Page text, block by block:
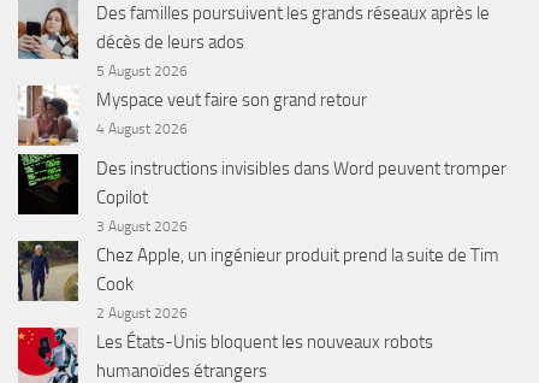
Des familles poursuivent les grands réseaux après le
décès de leurs ados
5 August 2026
Myspace veut faire son grand retour
4 August 2026
Des instructions invisibles dans Word peuvent tromper
Copilot
3 August 2026
Chez Apple, un ingénieur produit prend la suite de Tim
Cook
2 August 2026
Les États-Unis bloquent les nouveaux robots
humanoïdes étrangers